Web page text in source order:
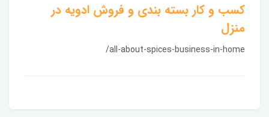
کسب و کار بسته بندی و فروش ادویه در
منزل
/all-about-spices-business-in-home